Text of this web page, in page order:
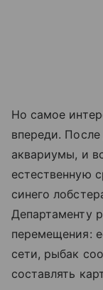
Но самое
впереди.
аквариумы, и
естественную
синего
Департаменту
перемещения:
сети, рыбак
составлять